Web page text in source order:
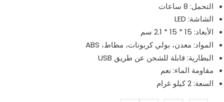
التحمل: 8 ساعات
الشاشة: LED
الأبعاد: 15 * 15 * 2.1 سم
المواد: معدن، بولي كربونات، مطاط، ABS
البطارية: قابلة للشحن عن طريق USB
مقاومة الماء: نعم
السعة: 2 كيلو غرام